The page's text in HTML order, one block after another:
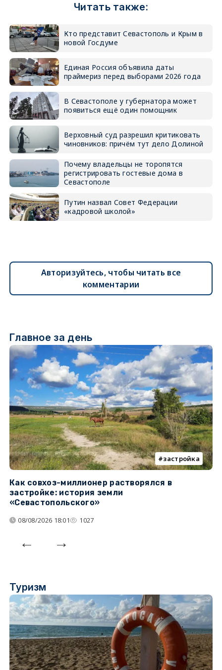
Читать также:
Кто представит Севастополь и Крым в
новой Госдуме
Единая Россия объявила даты
праймериз перед выборами 2026 года
В Севастополе у губернатора может
появиться ещё один помощник
Верховный суд разрешил критиковать
чиновников: причём тут дело Долиной
Почему владельцы не торопятся
регистрировать гостевые дома в
Севастополе
Путин назвал Совет Федерации
«кадровой школой»
Авторизуйтесь, чтобы читать все
комментарии
Главное за день
застройка
Как совхоз-миллионер растворялся в
застройке: история земли
«Севастопольского»
08/08/2026 18:01 1027
Туризм